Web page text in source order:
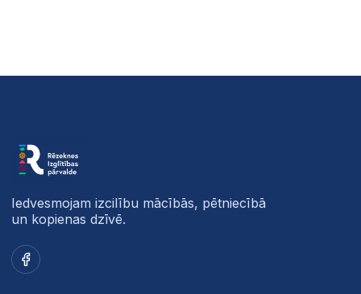
Iedvesmojam izcilību mācībās, pētniecībā
un kopienas dzīvē.
Facebook